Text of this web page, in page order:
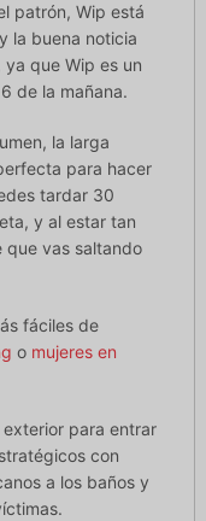
patrón, Wip está
la buena noticia
que Wip es un
de la mañana.
la larga
para hacer
tardar 30
y al estar tan
que vas saltando
fáciles de
o mujeres en
para entrar
con
a los baños y